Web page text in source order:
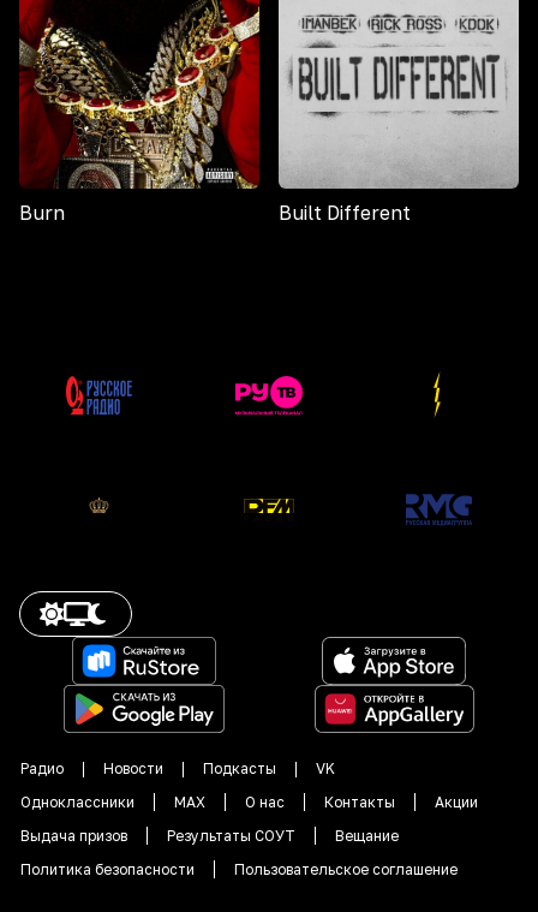
Burn Built Different
Радио Новости Подкасты
VK
Одноклассники
MAX О нас Контакты
Акции
Выдача призов
Результаты СОУТ
Вещание
Политика безопасности
Пользовательское соглашение